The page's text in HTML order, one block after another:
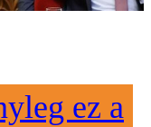
ez a